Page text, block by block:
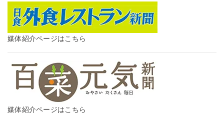
媒体紹介ページはこちら
媒体紹介ページはこちら